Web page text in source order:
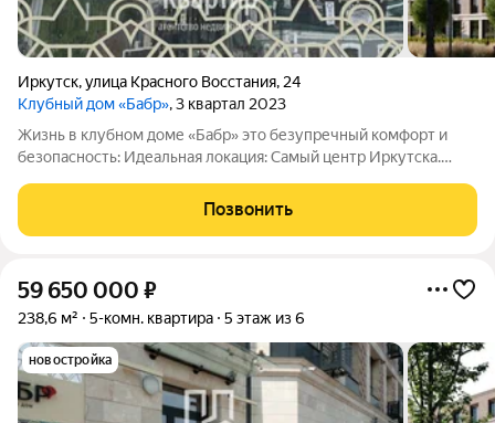
Иркутск,улица Красного Восстания, 24
Клубный дом «Бабр», 3 квартал 2023
Жизнь в клубном доме «Бабр» это безупречный комфорт и
безопасность: Идеальная локация: Самый центр Иркутска.
Закрытый
Позвонить
59 650 000 ₽
238,6 м² 5-комн. квартира 5 этаж из 6
новостройка